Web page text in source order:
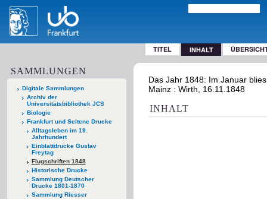
TITEL INHALT
SAMMLUNGEN
Digitale Sammlungen
Archiv der
Universitätsbibliothek JCS
Biologie
Frankfurt und Seltene Drucke
Alltagsleben im 19.
Jahrhundert
Einblattdrucke Gustav
Freytag
Flugschriften 1848
Historische Drucke
Sammlung Deutscher
Drucke 1801-1870
Sammlung Riesser
Das Jahr 1848: Im Januar
Mainz : Wirth, 16.11.1848
INHALT